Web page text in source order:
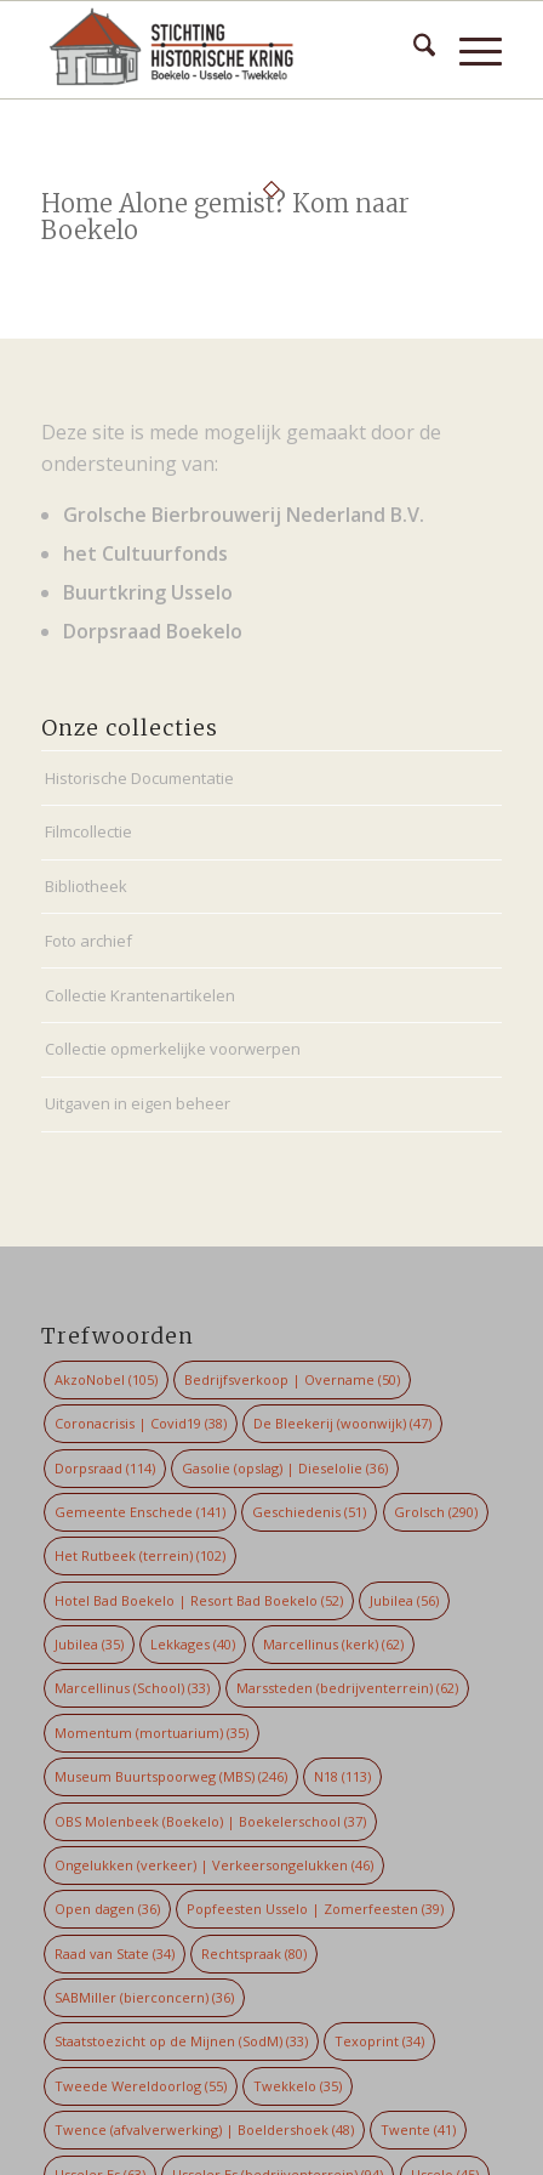
Home Alone gemist? Kom naar
Boekelo
Deze site is mede mogelijk gemaakt door de
ondersteuning van:
Grolsche Bierbrouwerij Nederland B.V.
het Cultuurfonds
Buurtkring Usselo
Dorpsraad Boekelo
Onze collecties
Historische Documentatie
Filmcollectie
Bibliotheek
Foto archief
Collectie Krantenartikelen
Collectie opmerkelijke voorwerpen
Uitgaven in eigen beheer
Trefwoorden
AkzoNobel (105) Bedrijfsverkoop | Overname (50)
Coronacrisis | Covid19 (38) De Bleekerij (woonwijk) (47)
Dorpsraad (114) Gasolie (opslag) | Dieselolie (36)
Gemeente Enschede (141) Geschiedenis (51) Grolsch (290)
Het Rutbeek (terrein)(102)
Hotel Bad Boekelo | Resort Bad Boekelo (52) Jubilea (56)
Jubilea (35) Lekkages (40) Marcellinus (kerk)(62)
Marcellinus (School)(33) Marssteden (bedrijventerrein) (62)
Momentum (mortuarium)(35)
Museum Buurtspoorweg (MBS)(246) N18 (113)
OBS Molenbeek (Boekelo) | Boekelerschool (37)
Ongelukken (verkeer) | Verkeersongelukken (46)
Open dagen (36) Popfeesten Usselo | Zomerfeesten (39)
Raad van State (34) Rechtspraak (80)
SABMiller (bierconcern)(36)
Staatstoezicht op de Mijnen (SodM)(33) Texoprint (34)
Tweede Wereldoorlog(55) Twekkelo (35)
Twence (afvalverwerking) | Boeldershoek(48) Twente (41)